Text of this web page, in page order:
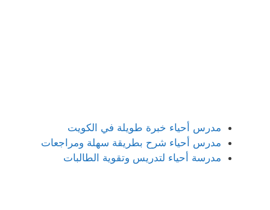
مدرس أحياء خبرة طويلة في الكويت
مدرس أحياء شرح بطريقة سهلة ومراجعات
مدرسة أحياء لتدريس وتقوية الطالبات